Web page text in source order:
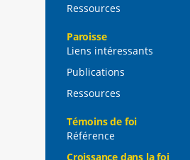
Ressources
Paroisse
Liens intéressants
Publications
Ressources
Témoins de foi
Référence
Croissance dans la foi